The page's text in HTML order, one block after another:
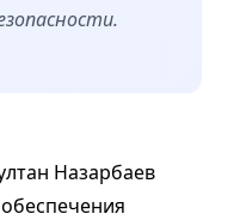
Назарбаев